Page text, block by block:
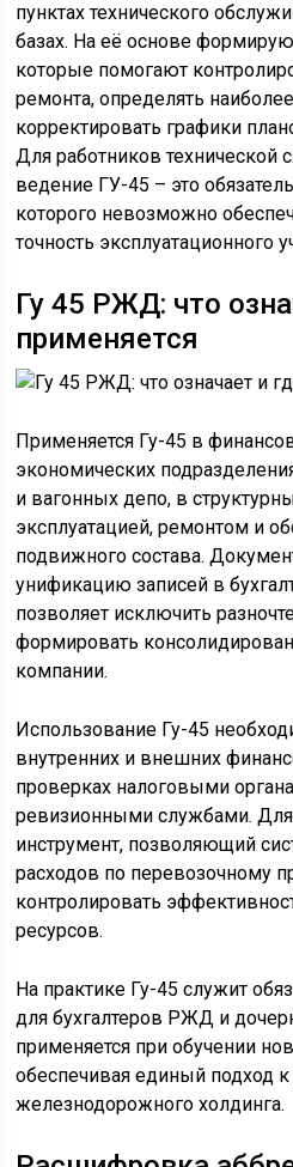
пунктах технического
базах. На её основе
которые помогают
ремонта, определять
корректировать графики
Для работников технической
ведение ГУ-45 – это
которого невозможно
точность эксплуатационного
Гу 45 РЖД: что
применяется
Применяется Гу-45 в
экономических
и вагонных депо, в
эксплуатацией, ремонтом и
подвижного состава.
унификацию записей в
позволяет исключить
формировать
компании.
Использование Гу-45
внутренних и внешних
проверках налоговыми
ревизионными службами. Для
инструмент, позволяющий
расходов по перевозочному
контролировать
ресурсов.
На практике Гу-45 служит
для бухгалтеров РЖД и
применяется при обучении
обеспечивая единый подход к
железнодорожного холдинга.